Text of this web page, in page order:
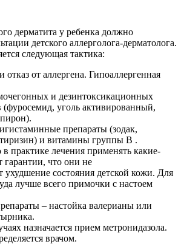
дерматита у ребенка должно
детского аллерголога-дерматолога.
следующая тактика:
отказ от аллергена. Гипоаллергенная
и дезинтоксикационных
(фуросемид, уголь активированный,
препараты (зодак,
и витамины группы В .
практике лечения применять какие-
гарантии, что они не
ухудшение состояния детской кожи. Для
лучше всего примочки с настоем
– настойка валерианы или
назначается прием метронидазола.
врачом.